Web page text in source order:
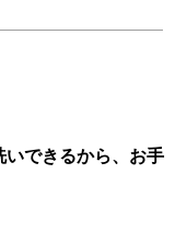
いできるから、お手